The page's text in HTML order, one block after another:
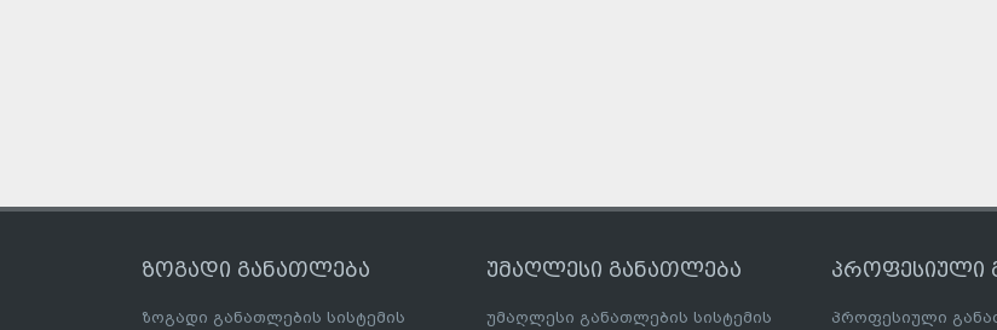
ზოგადი განათლება
ზოგადი განათლების სისტემის
უმაღლესი განათლება
უმაღლესი განათლების სისტემის
პროფესიული
პროფესიული